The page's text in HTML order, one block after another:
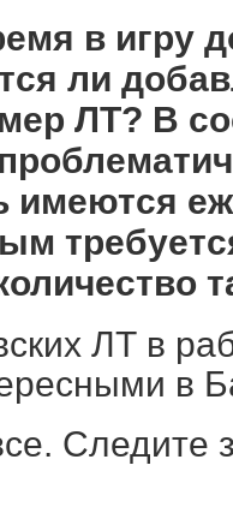
в игру
ли
ЛТ? В
имеются
ЛТ в
в
Следите